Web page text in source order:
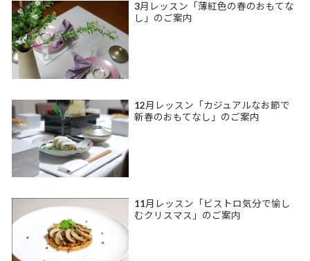
3月レッスン「薄紅色の春のおもてな
し」のご案内
12月レッスン「カジュアルなお節で
新春のおもてなし」のご案内
11月レッスン「ビストロ気分で愉し
むクリスマス」のご案内